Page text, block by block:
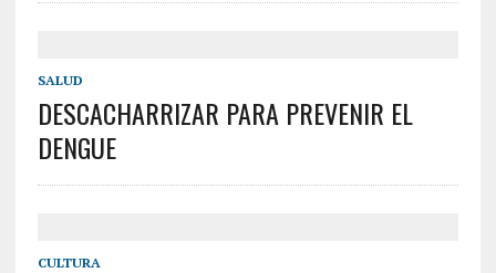
SALUD
DESCACHARRIZAR PARA PREVENIR EL
DENGUE
CULTURA